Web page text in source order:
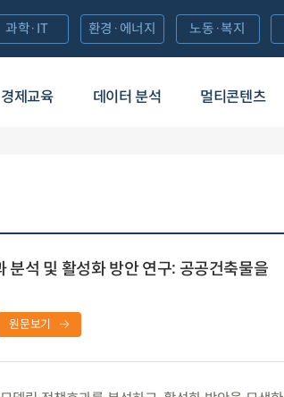
경제교육 데이터 분석 멀티콘텐츠
과학·IT 환경·에너지 노동·복지
분석 및 활성화 방안 연구: 공공건축물을
원문보기